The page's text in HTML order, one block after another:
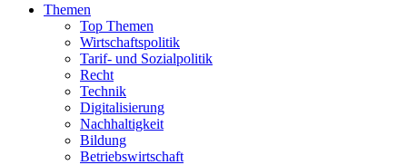
Themen
Top Themen
Wirtschaftspolitik
Tarif- und Sozialpolitik
Recht
Technik
Digitalisierung
Nachhaltigkeit
Bildung
Betriebswirtschaft